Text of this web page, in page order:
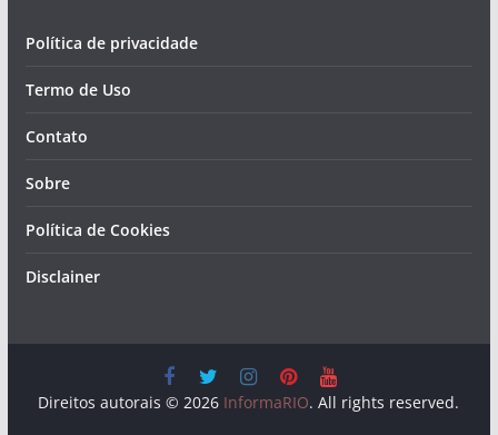
Política de privacidade
Termo de Uso
Contato
Sobre
Política de Cookies
Disclainer
Direitos autorais © 2026 InformaRIO. All rights reserved.